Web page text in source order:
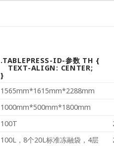
.TABLEPRESS-ID-参数 TH {
TEXT-ALIGN: CENTER;
}
1565mm*1615mm*2288mm
1000mm*500mm*1800mm
100T
100L，8个20L标准冻融袋，4层